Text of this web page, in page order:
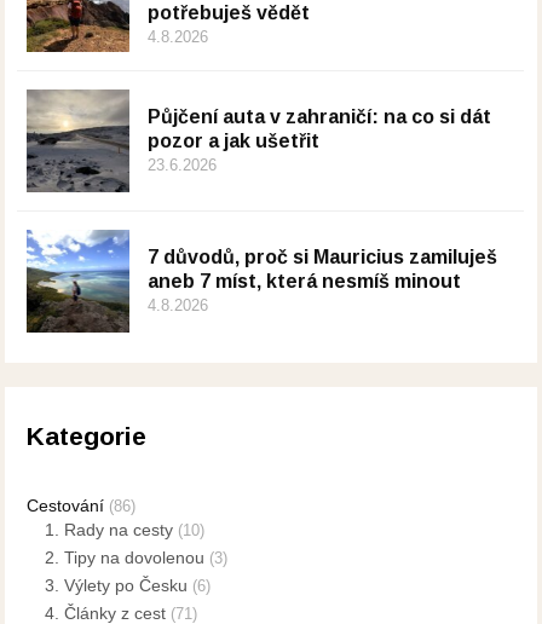
potřebuješ vědět
4.8.2026
Půjčení auta v zahraničí: na co si dát
pozor a jak ušetřit
23.6.2026
7 důvodů, proč si Mauricius zamiluješ
aneb 7 míst, která nesmíš minout
4.8.2026
Kategorie
Cestování (86)
1. Rady na cesty (10)
2. Tipy na dovolenou (3)
3. Výlety po Česku (6)
4. Články z cest (71)